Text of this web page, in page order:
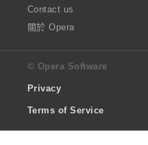
Contact us
關於 Opera
© Opera Software
Privacy
Terms of Service